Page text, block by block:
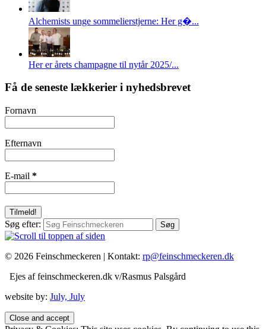
Alchemists unge sommelierstjerne: Her g�...
Her er årets champagne til nytår 2025/...
Få de seneste lækkerier i nyhedsbrevet
Fornavn
Efternavn
E-mail *
Søg efter:
© 2026 Feinschmeckeren | Kontakt: rp@feinschmeckeren.dk
Ejes af feinschmeckeren.dk v/Rasmus Palsgård
website by: July, July